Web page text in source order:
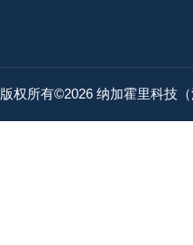
版权所有©2026 纳加霍里科技